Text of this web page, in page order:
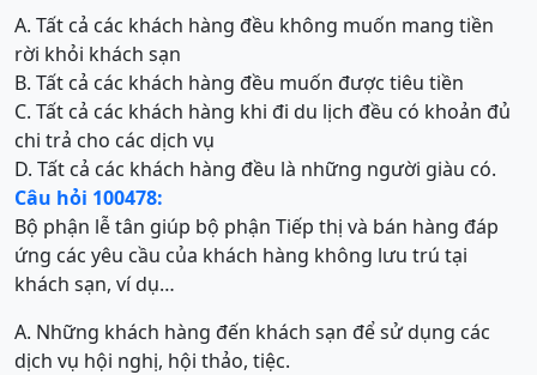
A. Tất cả các khách hàng đều không muốn mang tiền
rời khỏi khách sạn
B. Tất cả các khách hàng đều muốn được tiêu tiền
C. Tất cả các khách hàng khi đi du lịch đều có khoản đủ
chi trả cho các dịch vụ
D. Tất cả các khách hàng đều là những người giàu có.
Câu hỏi 100478:
Bộ phận lễ tân giúp bộ phận Tiếp thị và bán hàng đáp
ứng các yêu cầu của khách hàng không lưu trú tại
khách sạn, ví dụ…
A. Những khách hàng đến khách sạn để sử dụng các
dịch vụ hội nghị, hội thảo, tiệc.